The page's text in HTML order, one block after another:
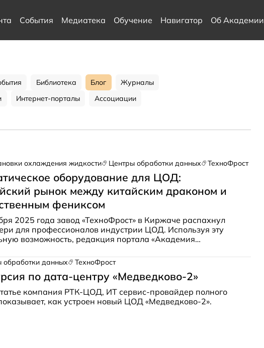
События Медиатека Обучение Навигатор Об Академии
Библиотека Блог
Журналы
Интернет-порталы Ассоциации
охлаждения жидкости Центры обработки данных ТехноФрост
оборудование для ЦОД:
рынок между китайским драконом и
фениксом
2025 года завод «ТехноФрост» в Киржаче распахнул
для профессионалов индустрии ЦОД. Используя эту
возможность, редакция портала «Академия
и топ-менеджерами рынка.
обработки данных ТехноФрост
по дата-центру «Медведково-2»
компания РТК-ЦОД, ИТ сервис-провайдер полного
как устроен новый ЦОД «Медведково-2».